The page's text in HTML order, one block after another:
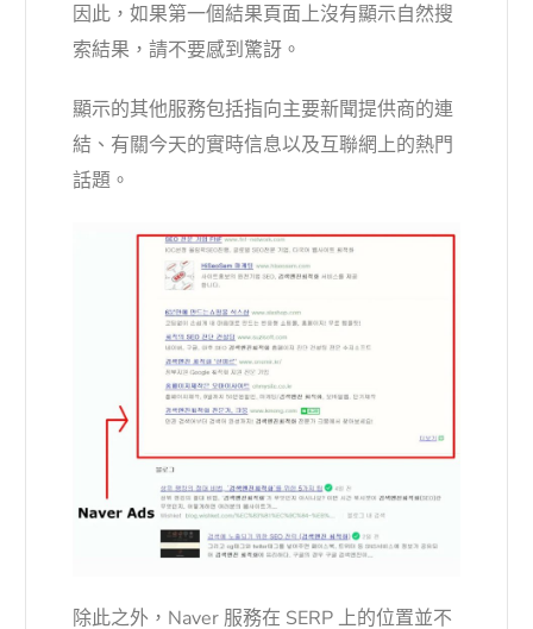
因此，如果第一個結果頁面上沒有顯示自然搜
索結果，請不要感到驚訝。
顯示的其他服務包括指向主要新聞提供商的連
結、有關今天的實時信息以及互聯網上的熱門
話題。
除此之外，Naver 服務在 SERP 上的位置並不